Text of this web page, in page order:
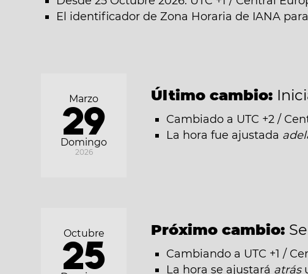
El identificador de Zona Horaria de IANA
Domingo
Marzo
29
2026
Último cambio:
Cambiado a UTC +2 /
La hora fue ajustada
Octubre
25
Próximo cambio:
Cambiando a UTC +1 /
La hora se ajustará atrás